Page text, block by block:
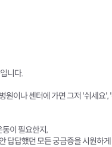
니다.
원이나 센터에 가면 그저 '쉬세요
동이 필요한지,
답답했던 모든 궁금증을 시원하